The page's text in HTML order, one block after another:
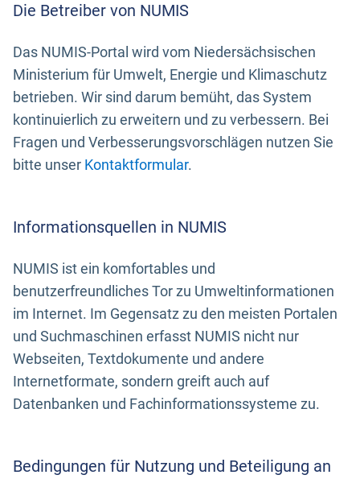
Die Betreiber von NUMIS
Das NUMIS-Portal wird vom Niedersächsischen
Ministerium für Umwelt, Energie und Klimaschutz
betrieben. Wir sind darum bemüht, das System
kontinuierlich zu erweitern und zu verbessern. Bei
Fragen und Verbesserungsvorschlägen nutzen Sie
bitte unser Kontaktformular.
Informationsquellen in NUMIS
NUMIS ist ein komfortables und
benutzerfreundliches Tor zu Umweltinformationen
im Internet. Im Gegensatz zu den meisten Portalen
und Suchmaschinen erfasst NUMIS nicht nur
Webseiten, Textdokumente und andere
Internetformate, sondern greift auch auf
Datenbanken und Fachinformationssysteme zu.
Bedingungen für Nutzung und Beteiligung an